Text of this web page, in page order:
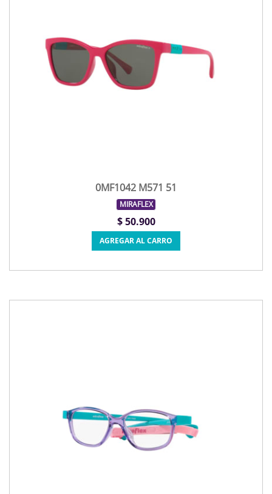
0MF1042 M571 51
MIRAFLEX
$ 50.900
AGREGAR AL CARRO